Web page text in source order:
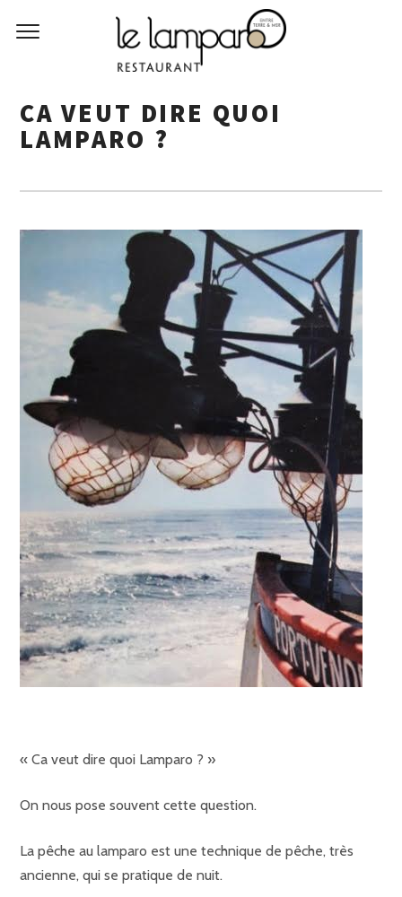
CA VEUT DIRE QUOI
LAMPARO ?
« Ca veut dire quoi Lamparo ? »
On nous pose souvent cette question.
La pêche au lamparo est une technique de pêche, très
ancienne, qui se pratique de nuit.